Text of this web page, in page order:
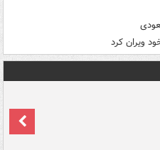
ویران کرد